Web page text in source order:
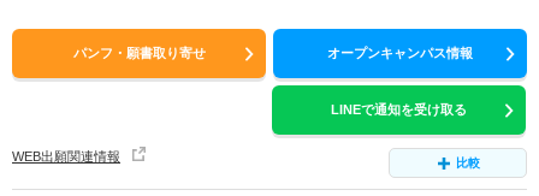
パンフ・願書取り寄せ オープンキャンパス情報
LINEで通知を受け取る
WEB出願関連情報 比較